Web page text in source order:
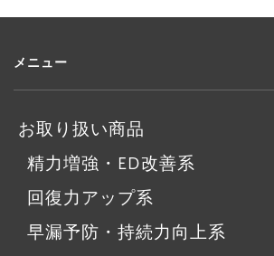
メニュー
お取り扱い商品
精力増強・ED改善系
回復力アップ系
早漏予防・持続力向上系